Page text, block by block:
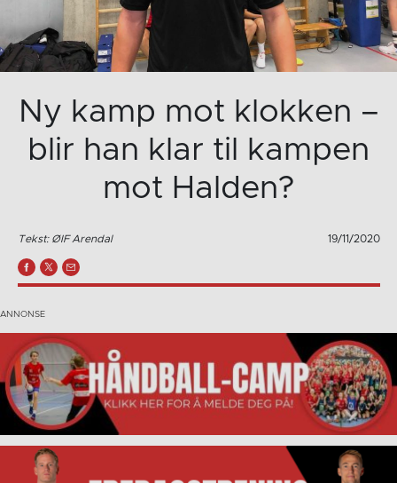
Ny kamp mot klokken –
blir han klar til kampen
mot Halden?
Tekst: ØIF Arendal 19/11/2020